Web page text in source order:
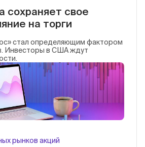
сохраняет свое
на торги
стал определяющим фактором
Инвесторы в США ждут
рынков акций